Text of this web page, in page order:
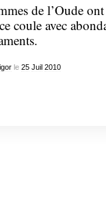
de l’Oude
coule avec
igorle 25 Juil 2010